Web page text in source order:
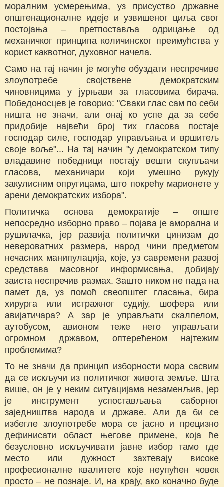
моралним усмерењима, уз присуство државне
општенационалне идеје и узвишеног циља свог
постојања – претпоставља одрицање од
механичког принципа количинског преимућства у
корист каквотног, духовног начела.
Само на тај начин је могуће обуздати неспречиве
злоупотребе својствене демократским
чиновницима у јурњави за гласовима бирача.
Победоносцев је говорио: "Сваки глас сам по себи
ништа не значи, али онај ко успе да за себе
придобије највећи број тих гласова постаје
господар силе, господар управљања и вршитељ
своје воље"... На тај начин "у демократском типу
владавине победници постају вешти скупљачи
гласова, механичари који умешно рукују
закулисним опругицама, што покрећу марионете у
арени демократских избора".
Политичка основа демократије – опште
непосредно изборно право – појава је аморална и
рушилачка, јер развија политички цинизам до
невероватних размера, народ чини предметом
нечасних манипулација, које, уз савремени развој
средстава масовног информисања, добијају
заиста неспречив размах. Зашто ником не пада на
памет да, уз помоћ свеопштег гласања, бира
хирурга или истражног судију, шофера или
авијатичара? А зар је управљати скалпелом,
аутобусом, авионом теже него управљати
огромном државом, оптерећеном најтежим
проблемима?
То не значи да принцип изборности мора сасвим
да се искључи из политичког живота земље. Шта
више, он је у неким ситуацијама незаменљив, јер
је инструмент успостављања саборног
заједништва народа и државе. Али да би се
избегле злоупотребе мора се јасно и прецизно
дефинисати област његове примене, која ће
безусловно искључивати јавне избор тамо где
место или дужност захтевају високе
професионалне квалитете које неупућен човек
просто – не познаје. И, на крају, ако коначно буде